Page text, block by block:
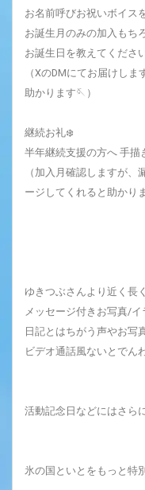
お名前呼びお祝いボイス
お誕生月のみの加入もち
お誕生日を教えてくださ
（XのDMにてお届けし
助かります🪡）
継続お礼❄️‎
半年継続支援の方へ 手
（加入月確認しますが
ージしてくれると助かり
ゆきつぶさんより近く長
メッセージ付きお写真/イ
日記とはちがう声やお写
ビデオ通話風ないとでん
氷の国といとをもっと特